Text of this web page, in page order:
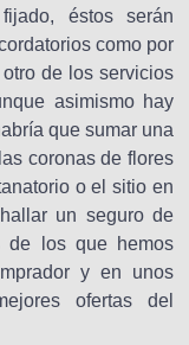
éstos serán
como por
de los servicios
asimismo hay
que sumar una
coronas de flores
o el sitio en
un seguro de
de los que hemos
y en unos
ofertas del